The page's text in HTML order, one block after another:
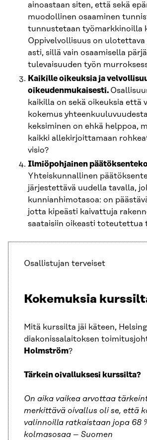
ainoastaan siten, että sekä
muodollinen osaaminen
tunnustetaan työmarkkinoilla
Oppivelvollisuus on
asti, sillä vain osaamisella
tulevaisuuden työn
Kaikille oikeuksia ja
oikeudenmukaisesti.
kaikilla on sekä oikeuksia että
kokemus
keksiminen on ehkä helppoa,
kaikki allekirjoittamaan
visio?
Ilmiöpohjainen
Yhteiskunnallinen
järjestettävä uudella tavalla,
kunnianhimotasoa: on
jotta kipeästi kaivattuja
saataisiin oikeasti toteutettua
Osallistujan terveiset
Kokemuksia
Mitä kurssilta jäi käteen,
diakonissalaitoksen
Holmström?
Tärkein oivalluksesi kurssilta?
On aika vaikea arvottaa
merkittävä oivallus oli se, että
valinnoilla ratkaistaan jopa 68
kolmasosaa – Suomen